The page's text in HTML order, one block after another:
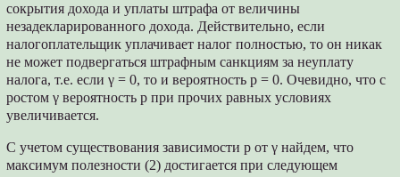
сокрытия дохода и уплаты штрафа от величины
незадекларированного дохода. Действительно, если
налогоплательщик уплачивает налог полностью, то он никак
не может подвергаться штрафным санкциям за неуплату
налога, т.е. если γ = 0, то и вероятность p = 0. Очевидно, что с
ростом γ вероятность p при прочих равных условиях
увеличивается.
С учетом существования зависимости p от γ найдем, что
максимум полезности (2) достигается при следующем